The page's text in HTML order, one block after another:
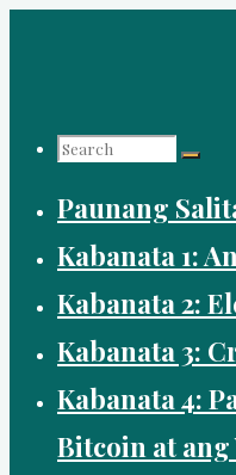
Search
for:
Paunang
Kabanata 1:
Kabanata 2:
Kabanata 3:
Kabanata 4:
Bitcoin at ang